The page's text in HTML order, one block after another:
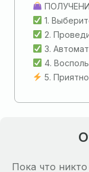
1.
2.
3.
4.
5.
Пока что